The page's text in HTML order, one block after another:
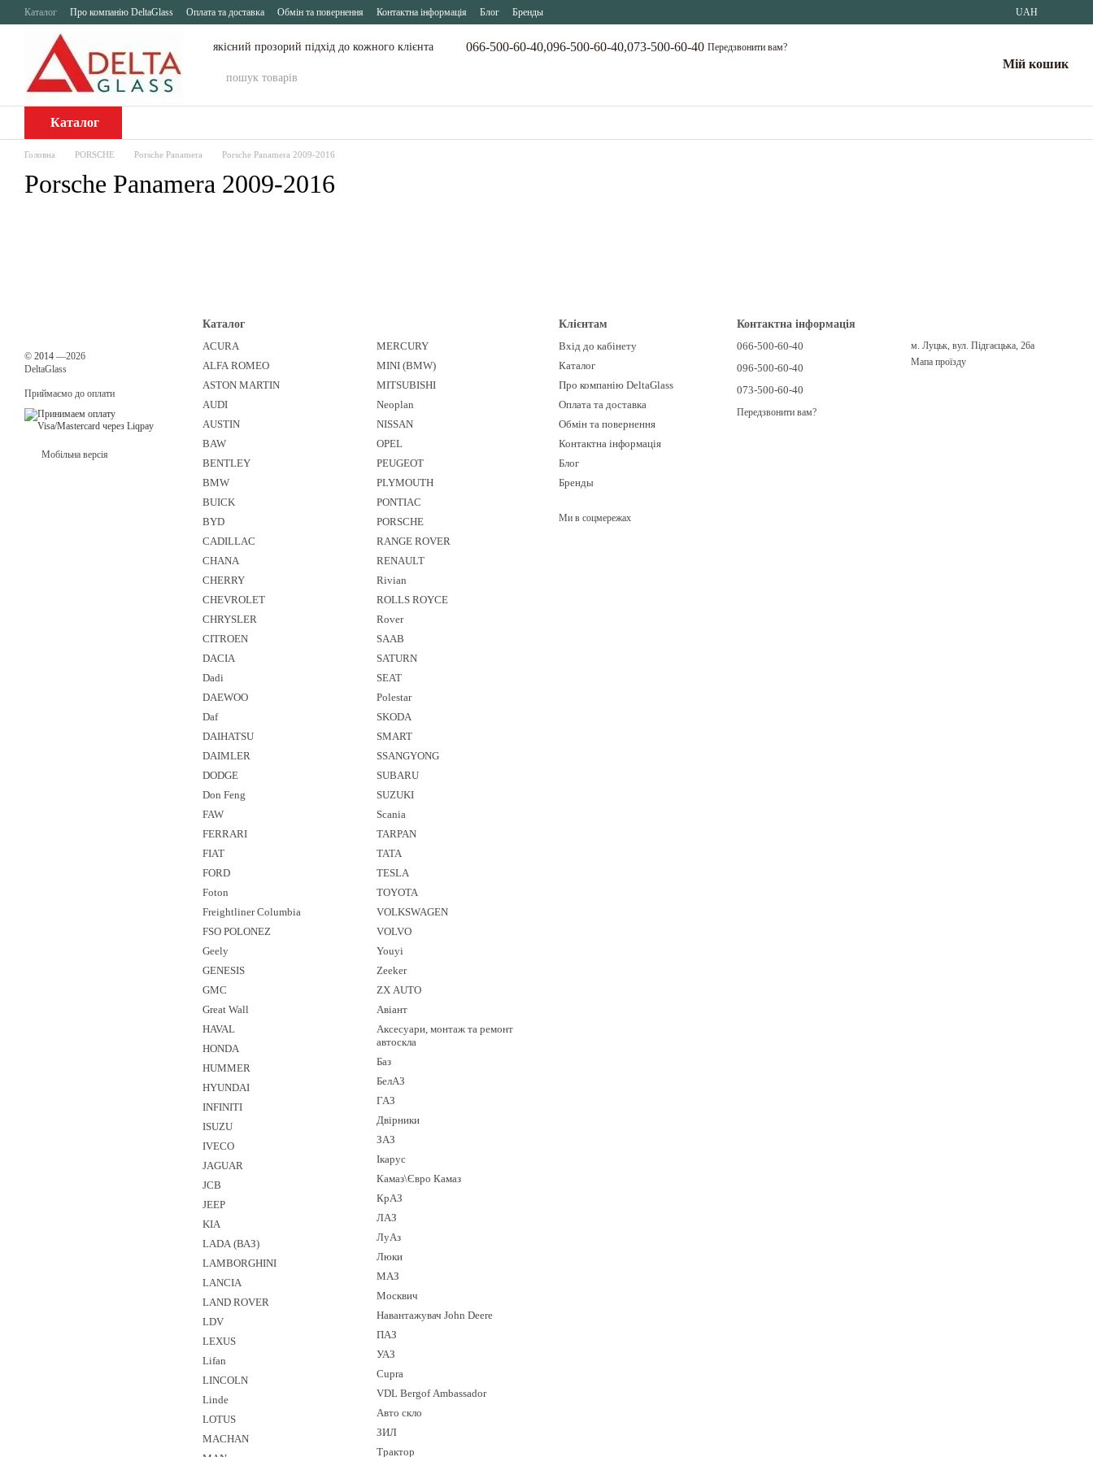
Перейти до основного контенту
Каталог Про компанію DeltaGlass Оплата та доставка Обмін та повернення Контактна інформація Блог Бренды UAH
якісний прозорий підхід до кожного клієнта 066-500-60-40,096-500-60-40,073-500-60-40 Передзвонити вам?
Мій кошик
Каталог
Головна PORSCHE Porsche Panamera Porsche Panamera 2009-2016
Porsche Panamera 2009-2016
© 2014 —2026
DeltaGlass
Приймаємо до оплати
Мобільна версія
Каталог
ACURA
ALFA ROMEO
ASTON MARTIN
AUDI
AUSTIN
BAW
BENTLEY
BMW
BUICK
BYD
CADILLAC
CHANA
CHERRY
CHEVROLET
CHRYSLER
CITROEN
DACIA
Dadi
DAEWOO
Daf
DAIHATSU
DAIMLER
DODGE
Don Feng
FAW
FERRARI
FIAT
FORD
Foton
Freightliner Columbia
FSO POLONEZ
Geely
GENESIS
GMC
Great Wall
HAVAL
HONDA
HUMMER
HYUNDAI
INFINITI
ISUZU
IVECO
JAGUAR
JCB
JEEP
KIA
LADA (ВАЗ)
LAMBORGHINI
LANCIA
LAND ROVER
LDV
LEXUS
Lifan
LINCOLN
Linde
LOTUS
MACHAN
MERCURY
MINI (BMW)
MITSUBISHI
Neoplan
NISSAN
OPEL
PEUGEOT
PLYMOUTH
PONTIAC
PORSCHE
RANGE ROVER
RENAULT
Rivian
ROLLS ROYCE
Rover
SAAB
SATURN
SEAT
Polestar
SKODA
SMART
SSANGYONG
SUBARU
SUZUKI
Sсania
TARPAN
TATA
TESLA
TOYOTA
VOLKSWAGEN
VOLVO
Youyi
Zeeker
ZX AUTO
Авіант
Аксесуари, монтаж та ремонт
автоскла
Баз
БелАЗ
ГАЗ
Двірники
ЗАЗ
Ікарус
Камаз\Євро Камаз
КрАЗ
ЛАЗ
ЛуАз
Люки
МАЗ
Москвич
Навантажувач John Deere
ПАЗ
УАЗ
Cupra
VDL Bergof Ambassador
Авто скло
ЗИЛ
Трактор
Клієнтам
Вхід до кабінету
Каталог
Про компанію DeltaGlass
Оплата та доставка
Обмін та повернення
Контактна інформація
Блог
Бренды
Ми в соцмережах
Контактна інформація
066-500-60-40
096-500-60-40
073-500-60-40
Передзвонити вам?
м. Луцьк, вул. Підгаєцька, 26а
Мапа проїзду